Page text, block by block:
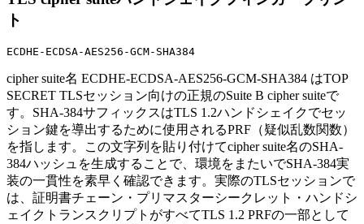
ト
ECDHE-ECDSA-AES256-GCM-SHA384
cipher suite名 ECDHE-ECDSA-AES256-GCM-SHA384 はTOP
SECRET TLSセッション向けの正規のSuite B cipher suiteで
す。SHA-384サフィックスはTLS 1.2ハンドシェイクでセッ
ション鍵を導出するために使用されるPRF（疑似乱数関数）
を指します。この文字列を貼り付けてcipher suite名のSHA-
384ハッシュを生成することで、環境をまたいでSHA-384実
装の一貫性を素早く確認できます。実際のTLSセッションで
は、証明書チェーン・プリマスターシークレット・ハンドシ
ェイクトランスクリプトがすべてTLS 1.2 PRFの一部として